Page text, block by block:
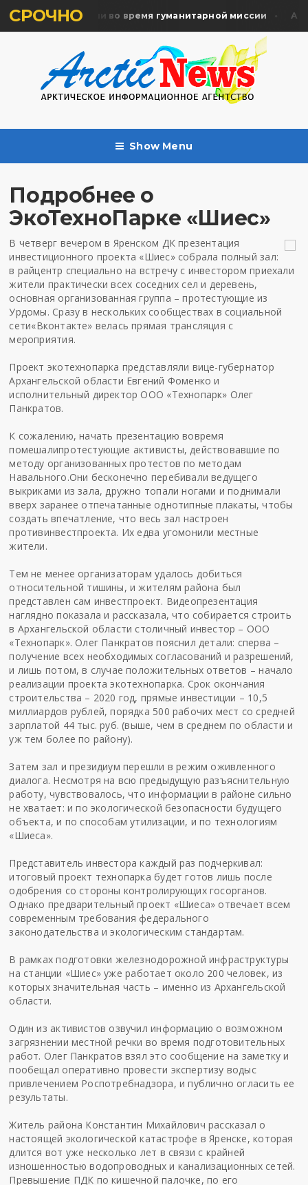
СРОЧНО
жертв почтили во время гуманитарной миссии
Show Menu
Подробнее о
ЭкоТехноПарке «Шиес»
В четверг вечером в Яренском ДК презентация
инвестиционного проекта «Шиес»собрала полный зал:
в райцентр специально на встречу с инвесторомприехали
жители практически всех соседних сел и деревень,
основная организованная группа – протестующие из
Урдомы. Сразу в нескольких сообществах в социальной
сети«Вконтакте» велась прямая трансляция с
мероприятия.
Проект экотехнопарка представляли вице-губернатор
Архангельской области Евгений Фоменко и
исполнительный директор ООО «Технопарк» Олег
Панкратов.
К сожалению, начать презентацию вовремя
помешалипротестующие активисты, действовавшие по
методу организованных протестов по методам
Навального.Они бесконечно перебивали ведущего
выкриками из зала, дружно топали ногами и поднимали
вверх заранее отпечатанные однотипныеплакаты, чтобы
создать впечатление, что весь зал настроен
противинвестпроекта. Их едва угомонили местные
жители.
Тем не менее организаторам удалось добиться
относительной тишины, и жителям района был
представлен сам инвестпроект. Видеопрезентация
наглядно показала и рассказала, что собирается строить
в Архангельской области столичный инвестор – ООО
«Технопарк». Олег Панкратов пояснил детали: сперва –
получение всех необходимых согласований и разрешений,
и лишь потом, в случае положительных ответов – начало
реализации проектаэкотехнопарка. Срок окончания
строительства – 2020 год, прямые инвестиции – 10,5
миллиардов рублей,порядка 500 рабочих мест со средней
зарплатой 44 тыс. руб. (выше, чем в среднем по области и
уж тем более по району).
Затем зал и президиум перешли в режим оживленного
диалога. Несмотря на всю предыдущую разъяснительную
работу, чувствовалось, что информации в районе сильно
не хватает: и по экологической безопасности будущего
объекта, и по способам утилизации, и по технологиям
«Шиеса».
Представитель инвестора каждый раз подчеркивал:
итоговый проект технопарка будет готов лишь после
одобрения со стороны контролирующихгосорганов.
Однако предварительный проект «Шиеса» отвечает всем
современным требования федерального
законодательства и экологическим стандартам.
В рамках подготовки железнодорожной инфраструктуры
на станции «Шиес» уже работает около 200 человек, из
которых значительная часть – именно из Архангельской
области.
Один из активистов озвучил информацию о возможном
загрязнении местной речки во время подготовительных
работ. Олег Панкратов взял это сообщение на заметку и
пообещал оперативно провести экспертизу водыс
привлечением Роспотребнадзора, и публично огласить ее
результаты.
Житель района Константин Михайлович рассказал о
настоящей экологической катастрофе в Яренске, которая
длится вот уже несколько лет в связи с крайней
изношенностью водопроводных и канализационных сетей.
Превышение ПДК по кишечной палочке, по его